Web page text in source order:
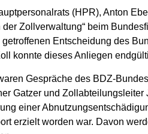
(HPR), Anton
Zollverwaltung“ beim
Entscheidung des
konnte dieses Anliegen
Gespräche des BDZ-
Gatzer und
einer
erzielt worden war. Davon